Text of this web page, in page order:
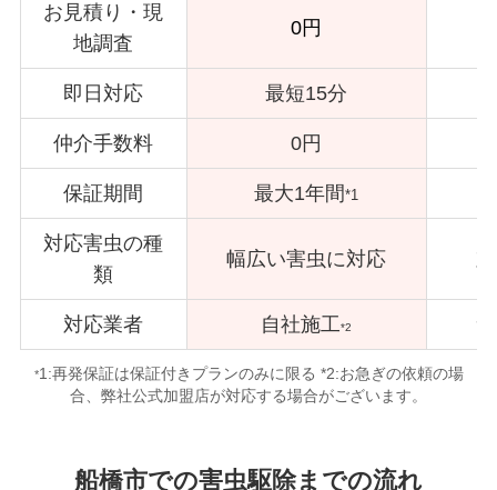
お見積り・現
地調査
0円
即日対応 最短15分
仲介手数料 0円
保証期間 最大1年間*1
対応害虫の種
類
幅広い害虫に対応
対応業者 自社施工*2
*1:再発保証は保証付きプランのみに限る *2:お急ぎの依頼の場
合、弊社公式加盟店が対応する場合がございます。
船橋市での害虫駆除までの流れ